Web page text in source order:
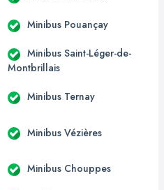
Minibus Pouançay
Minibus Saint-Léger-de-
Montbrillais
Minibus Ternay
Minibus Vézières
Minibus Chouppes